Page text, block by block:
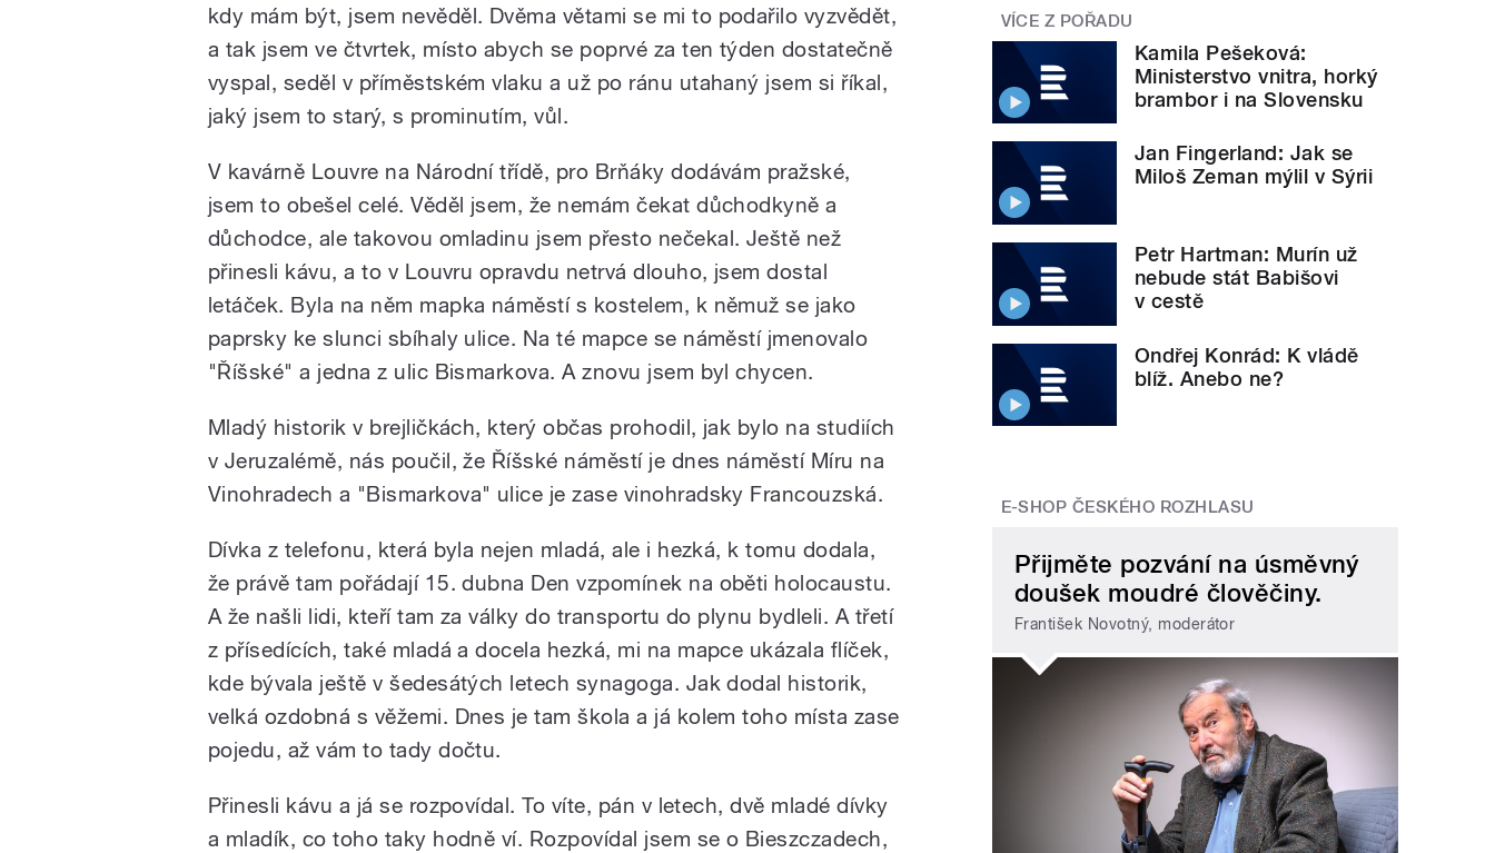
pause
kdy mám být, jsem nevěděl. Dvěma větami se mi to podařilo vyzvědět,
a tak jsem ve čtvrtek, místo abych se poprvé za ten týden dostatečně
vyspal, seděl v příměstském vlaku a už po ránu utahaný jsem si říkal,
jaký jsem to starý, s prominutím, vůl.
V kavárně Louvre na Národní třídě, pro Brňáky dodávám pražské,
jsem to obešel celé. Věděl jsem, že nemám čekat důchodkyně a
důchodce, ale takovou omladinu jsem přesto nečekal. Ještě než
přinesli kávu, a to v Louvru opravdu netrvá dlouho, jsem dostal
letáček. Byla na něm mapka náměstí s kostelem, k němuž se jako
paprsky ke slunci sbíhaly ulice. Na té mapce se náměstí jmenovalo
"Říšské" a jedna z ulic Bismarkova. A znovu jsem byl chycen.
Mladý historik v brejličkách, který občas prohodil, jak bylo na studiích
v Jeruzalémě, nás poučil, že Říšské náměstí je dnes náměstí Míru na
Vinohradech a "Bismarkova" ulice je zase vinohradsky Francouzská.
Dívka z telefonu, která byla nejen mladá, ale i hezká, k tomu dodala,
že právě tam pořádají 15. dubna Den vzpomínek na oběti holocaustu.
A že našli lidi, kteří tam za války do transportu do plynu bydleli. A třetí
z přísedících, také mladá a docela hezká, mi na mapce ukázala flíček,
kde bývala ještě v šedesátých letech synagoga. Jak dodal historik,
velká ozdobná s věžemi. Dnes je tam škola a já kolem toho místa zase
pojedu, až vám to tady dočtu.
Přinesli kávu a já se rozpovídal. To víte, pán v letech, dvě mladé dívky
a mladík, co toho taky hodně ví. Rozpovídal jsem se o Bieszczadech,
VÍCE Z POŘADU
Kamila Pešeková:
Ministerstvo vnitra, horký
brambor i na Slovensku
Jan Fingerland: Jak se
Miloš Zeman mýlil v Sýrii
Petr Hartman: Murín už
nebude stát Babišovi
v cestě
Ondřej Konrád: K vládě
blíž. Anebo ne?
E-SHOP ČESKÉHO ROZHLASU
Přijměte pozvání na úsměvný
doušek moudré člověčiny.
František Novotný, moderátor